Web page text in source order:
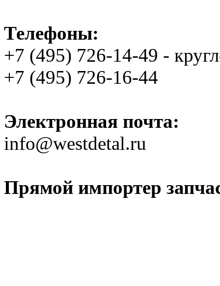
Телефоны:
+7 (495) 726-14-49 -
+7 (495) 726-16-44
Электронная почта:
info@westdetal.ru
Прямой импортер